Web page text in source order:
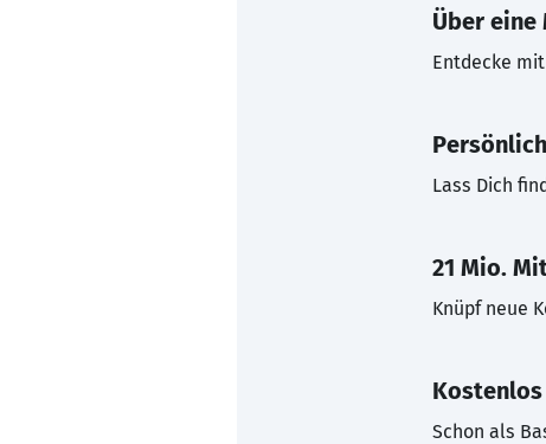
Über eine
Entdecke
Lass Dich
21 Mio.
Knüpf neue
Schon als